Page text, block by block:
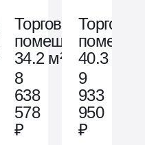
Торговое
помещ.
34.2 м²
8
638
578
₽
Торговое
помещ.
40.3 м²
9
933
950
₽